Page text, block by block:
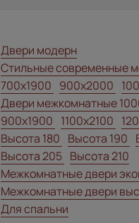
Двери модерн
Стильные современные
700x1900 900x2000
Двери межкомнатные
900x1900 1100x2100
Высота 180 Высота 190
Высота 205 Высота 210
Межкомнатные двери
Межкомнатные двери
Для спальни